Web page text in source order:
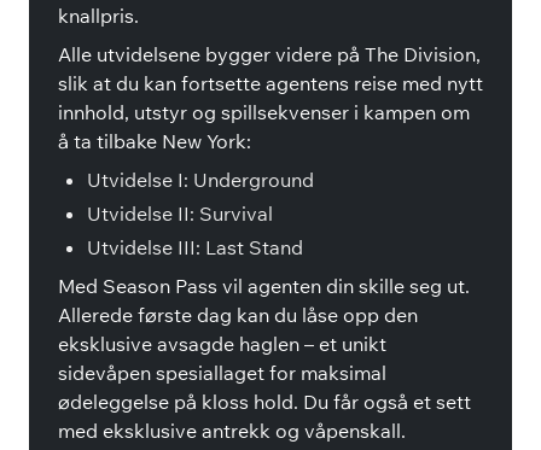
knallpris.
Alle utvidelsene bygger videre på The Division,
slik at du kan fortsette agentens reise med nytt
innhold, utstyr og spillsekvenser i kampen om
å ta tilbake New York:
Utvidelse I: Underground
Utvidelse II: Survival
Utvidelse III: Last Stand
Med Season Pass vil agenten din skille seg ut.
Allerede første dag kan du låse opp den
eksklusive avsagde haglen – et unikt
sidevåpen spesiallaget for maksimal
ødeleggelse på kloss hold. Du får også et sett
med eksklusive antrekk og våpenskall.